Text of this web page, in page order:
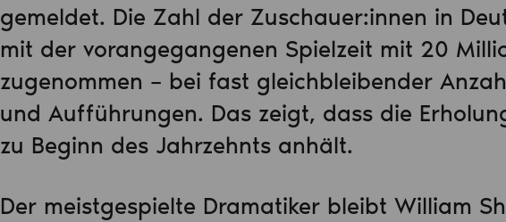
gemeldet. Die Zahl der Zuschauer:innen in
mit der vorangegangenen Spielzeit mit 20
zugenommen – bei fast gleichbleibender
und Aufführungen. Das zeigt, dass die
zu Beginn des Jahrzehnts anhält.
Der meistgespielte Dramatiker bleibt William